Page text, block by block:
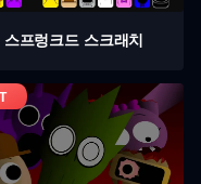
스프렁크드 스크래치